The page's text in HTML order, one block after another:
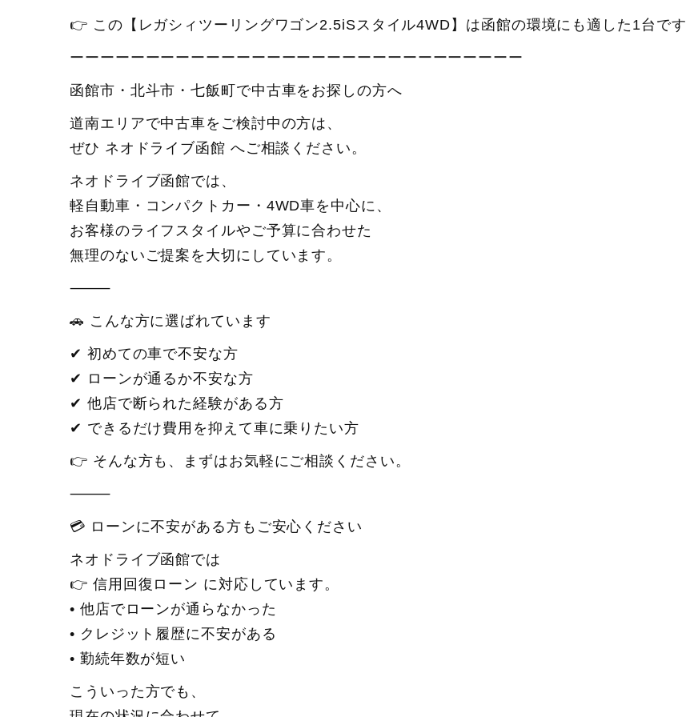
👉 この【レガシィツーリングワゴン2.5iSスタイル4WD】は函館の環境にも適した1台です
ーーーーーーーーーーーーーーーーーーーーーーーーーーーーーー
函館市・北斗市・七飯町で中古車をお探しの方へ
道南エリアで中古車をご検討中の方は、
ぜひ ネオドライブ函館 へご相談ください。
ネオドライブ函館では、
軽自動車・コンパクトカー・4WD車を中心に、
お客様のライフスタイルやご予算に合わせた
無理のないご提案を大切にしています。
⸻
🚗 こんな方に選ばれています
✔ 初めての車で不安な方
✔ ローンが通るか不安な方
✔ 他店で断られた経験がある方
✔ できるだけ費用を抑えて車に乗りたい方
👉 そんな方も、まずはお気軽にご相談ください。
⸻
💳 ローンに不安がある方もご安心ください
ネオドライブ函館では
👉 信用回復ローン に対応しています。
• 他店でローンが通らなかった
• クレジット履歴に不安がある
• 勤続年数が短い
こういった方でも、